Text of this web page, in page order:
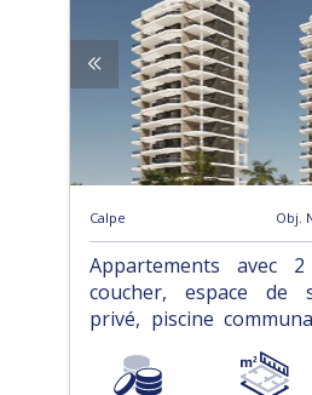
Calpe Obj.
Appartements avec
coucher, espace de
privé, piscine
sur la mer à
plage